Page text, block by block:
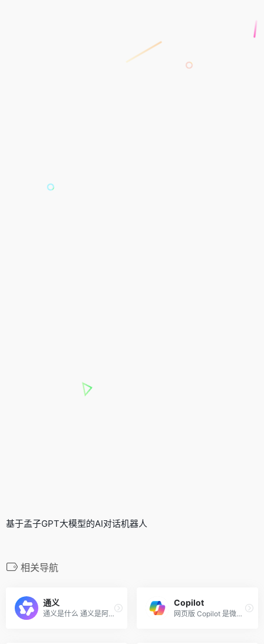
基于孟子GPT大模型的AI对话机器人
相关导航
通义
通义是什么 通义是阿里云推出...
Copilot
网页版 Copilot 是微软在 202...